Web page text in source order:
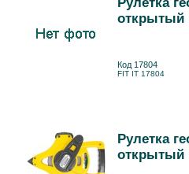
открытый
Код 17804
FIT IT 17804
Рулетка
открытый